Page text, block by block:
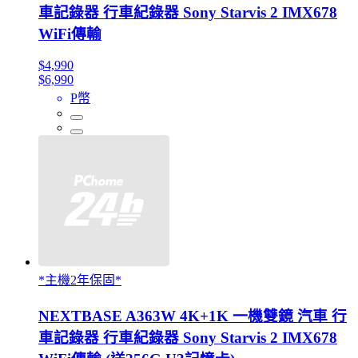
車記錄器 行車紀錄器 Sony Starvis 2 IMX678
WiFi傳輸
$4,990
$6,990
P幣
*主機2年保固*
NEXTBASE A363W 4K+1K 一機雙鏡 汽車 行
車記錄器 行車紀錄器 Sony Starvis 2 IMX678